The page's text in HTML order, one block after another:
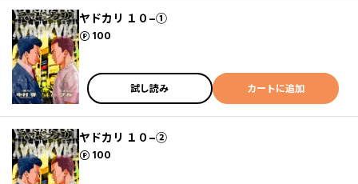
ヤドカリ １０−①
100
ポイント
試し読み カートに追加
ヤドカリ １０−②
100
ポイント